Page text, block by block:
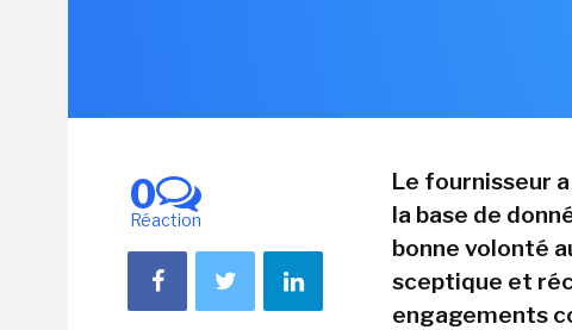
0
Réaction
Le fournisseur
la base de
bonne volonté
sceptique et
engagements